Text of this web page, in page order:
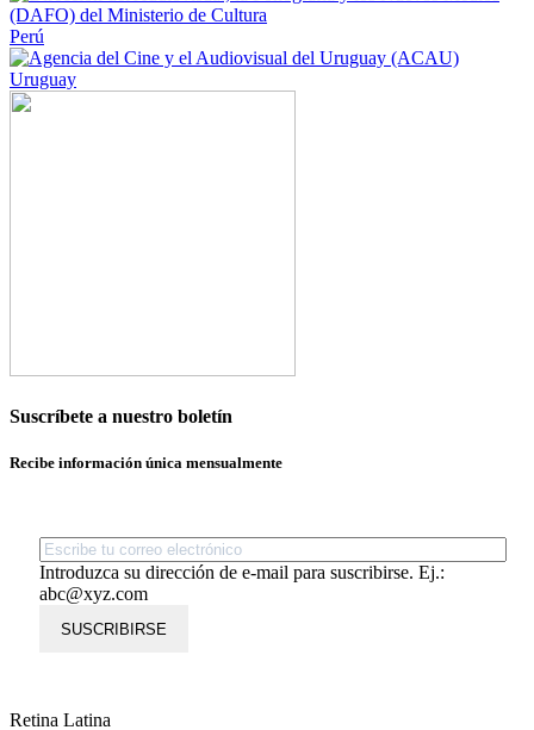
Perú
Uruguay
Suscríbete a nuestro boletín
Recibe información única mensualmente
Introduzca su dirección de e-mail para suscribirse. Ej.:
abc@xyz.com
SUSCRIBIRSE
Retina Latina